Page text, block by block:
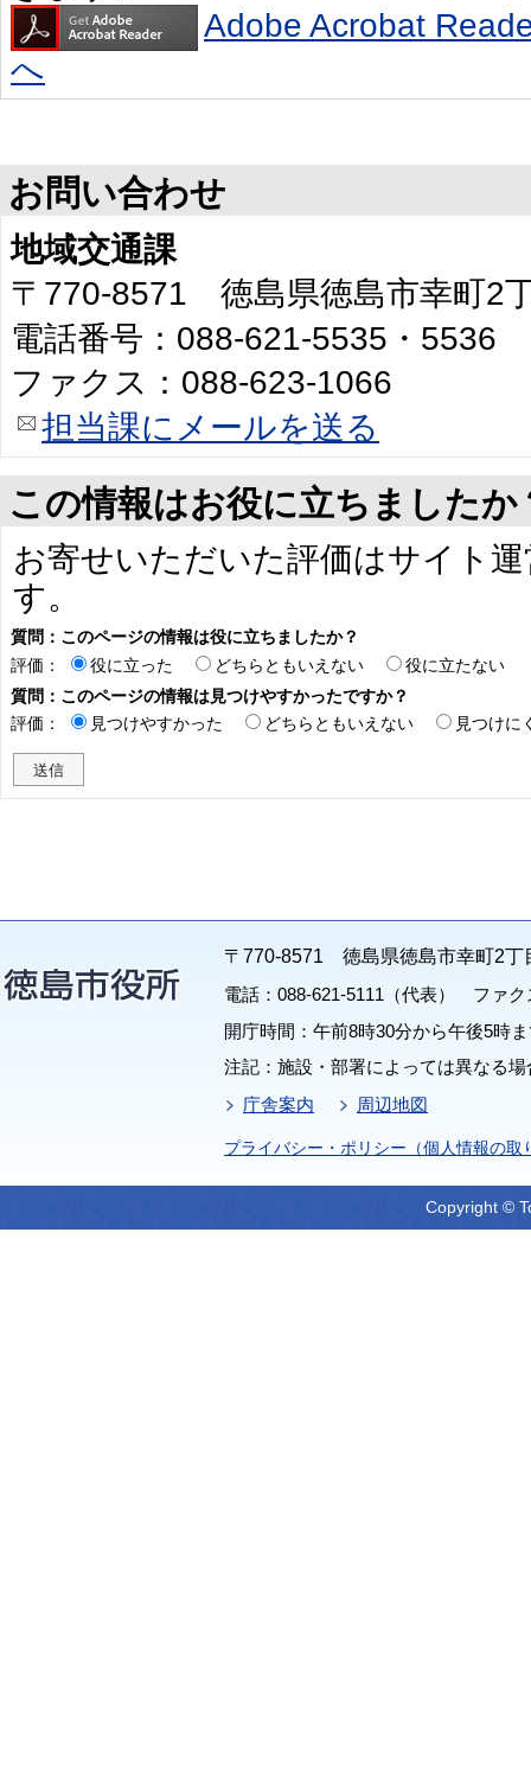
Adobe Acrobat
へ
お問い合わせ
地域交通課
〒770-8571 徳島県徳島市幸町2
電話番号：088-621-5535・5536
ファクス：088-623-1066
担当課にメールを送る
この情報はお役に立ちましたか
お寄せいただいた評価はサイト
す。
質問：このページの情報は役に立ちましたか？
評価：
役に立った どちらともいえない
役に立たない
質問：このページの情報は見つけやすかったですか？
評価：
見つけやすかった どちらともいえない 見つけに
〒770-8571 徳島県徳島市幸町2丁
電話：088-621-5111（代表） ファク
開庁時間：午前8時30分から午後5時
注記：施設・部署によっては異なる
庁舎案内
周辺地図
プライバシー・ポリシー（個人情報の取
Copyright ©